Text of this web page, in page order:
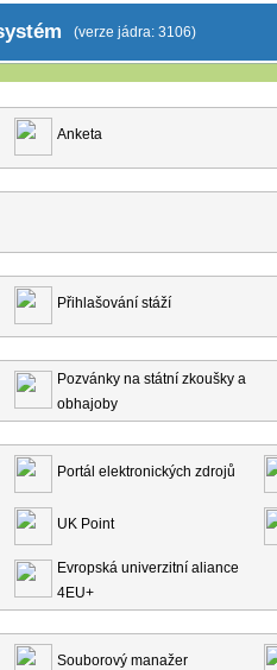
(verze jádra: 3106)
Anketa
Přihlašování stáží
Pozvánky na státní zkoušky a
obhajoby
Portál elektronických zdrojů
UK Point
Evropská univerzitní aliance
4EU+
Souborový manažer